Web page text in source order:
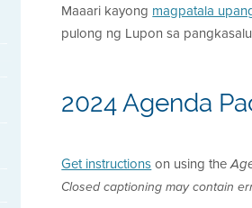
Maaari kayong magpatala
pulong ng Lupon sa
2024 Agenda
Get instructionson using the
Closed captioning may contain